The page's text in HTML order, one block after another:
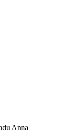
Anna